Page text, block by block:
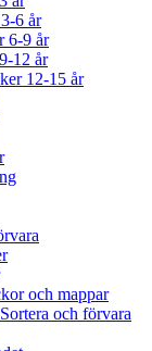
6 år
6-9 år
12 år
12-15 år
och mappar
och förvara